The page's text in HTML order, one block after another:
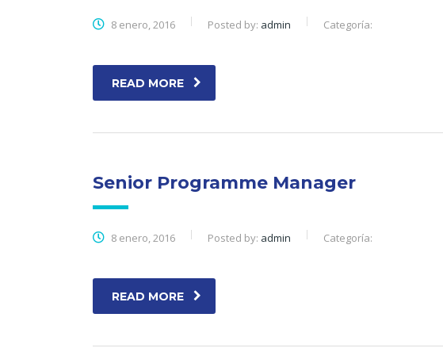
8 enero, 2016 Posted by: admin Categoría:
READ MORE
Senior Programme Manager
8 enero, 2016 Posted by: admin Categoría:
READ MORE